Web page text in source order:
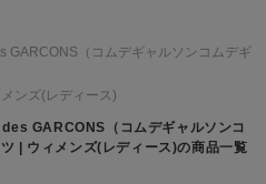
GARCONS （コムデギャルソンコムデギ
ンズ(レディース)
GARCONS （コムデギャルソンコ
| ウィメンズ(レディース)の商品一覧